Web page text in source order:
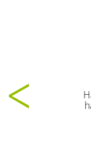
esta actividad y
nuestros